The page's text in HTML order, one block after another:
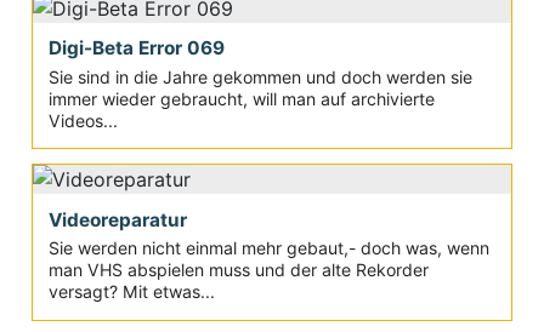
Digi-Beta Error 069
Sie sind in die Jahre gekommen und doch werden sie
immer wieder gebraucht, will man auf archivierte
Videos...
Videoreparatur
Sie werden nicht einmal mehr gebaut,- doch was, wenn
man VHS abspielen muss und der alte Rekorder
versagt? Mit etwas...